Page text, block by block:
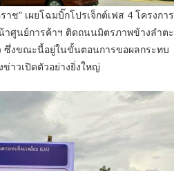
” เผยโฉมบิ๊กโปรเจ็กต์เฟส 4 โครงการ
ศูนย์การค้าฯ ติดถนนมิตรภาพข้างลำตะ
ซึ่งขณะนี้อยู่ในขั้นตอนการขอผลกระทบ
าวเปิดตัวอย่างยิ่งใหญ่